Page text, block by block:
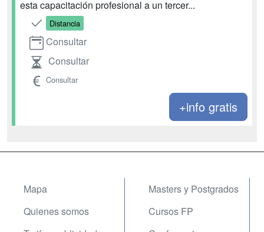
esta capacitación profesional a un tercer...
Distancia
Consultar
Consultar
Consultar
+info gratis
Mapa
Quienes somos
Masters y Postgrados
Cursos FP